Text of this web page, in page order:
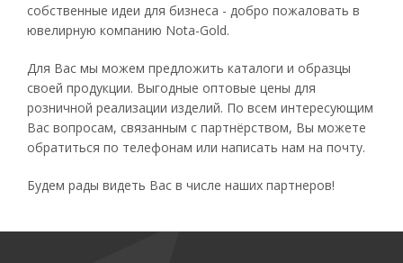
собственные идеи для бизнеса - добро пожаловать в
ювелирную компанию Nota-Gold.
Для Вас мы можем предложить каталоги и образцы
своей продукции. Выгодные оптовые цены для
розничной реализации изделий. По всем интересующим
Вас вопросам, связанным с партнёрством, Вы можете
обратиться по телефонам или написать нам на почту.
Будем рады видеть Вас в числе наших партнеров!